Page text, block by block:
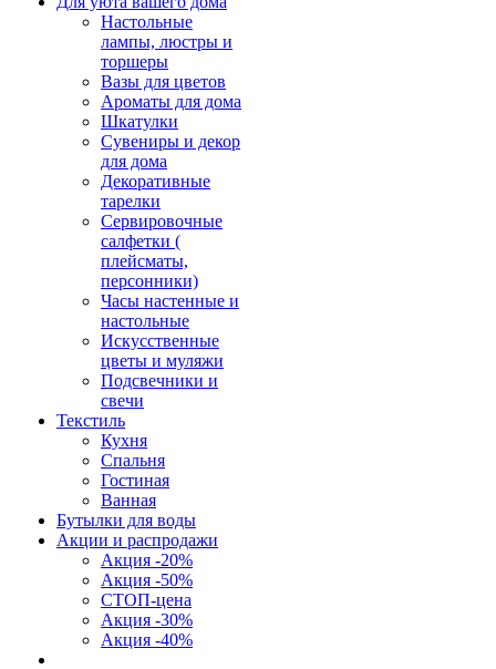
Настольные
лампы, люстры и
торшеры
Вазы для цветов
Ароматы для дома
Шкатулки
Сувениры и декор
для дома
Декоративные
тарелки
Сервировочные
салфетки (
плейсматы,
персонники)
Часы настенные и
настольные
Искусственные
цветы и муляжи
Подсвечники и
свечи
Текстиль
Кухня
Спальня
Гостиная
Ванная
Бутылки для воды
Акции и распродажи
Акция -20%
Акция -50%
СТОП-цена
Акция -30%
Акция -40%